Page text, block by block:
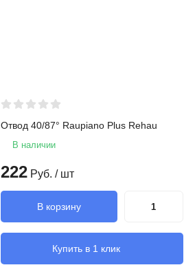
Отвод 40/87° Raupiano Plus Rehau
В наличии
222 Руб. / шт
В корзину
Купить в 1 клик